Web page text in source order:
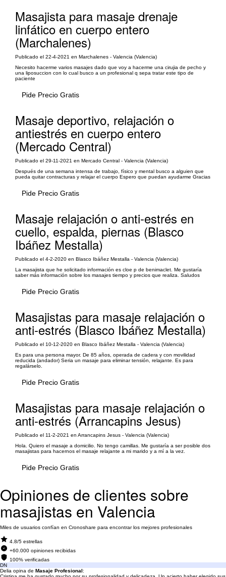
Masajista para masaje drenaje
linfático en cuerpo entero
(Marchalenes)
Publicado el 22-4-2021 en Marchalenes - Valencia (Valencia)
Necesito hacerme varios masajes dado que voy a hacerme una cirujia de pecho y
una liposuccion con lo cual busco a un profesional q sepa tratar este tipo de
paciente
Pide Precio Gratis
Masaje deportivo, relajación o
antiestrés en cuerpo entero
(Mercado Central)
Publicado el 29-11-2021 en Mercado Central - Valencia (Valencia)
Después de una semana intensa de trabajo, físico y mental busco a alguien que
pueda quitar contracturas y relajar el cuerpo Espero que puedan ayudarme Gracias
Pide Precio Gratis
Masaje relajación o anti-estrés en
cuello, espalda, piernas (Blasco
Ibáñez Mestalla)
Publicado el 4-2-2020 en Blasco Ibáñez Mestalla - Valencia (Valencia)
La masajista que he solicitado información es cloe p de benimaclet. Me gustaría
saber más información sobre los masajes tiempo y precios que realiza. Saludos
Pide Precio Gratis
Masajistas para masaje relajación o
anti-estrés (Blasco Ibáñez Mestalla)
Publicado el 10-12-2020 en Blasco Ibáñez Mestalla - Valencia (Valencia)
Es para una persona mayor. De 85 años, operada de cadera y con movilidad
reducida (andador) Seria un masaje para eliminar tensión, relajante. Es para
regalárselo.
Pide Precio Gratis
Masajistas para masaje relajación o
anti-estrés (Arrancapins Jesus)
Publicado el 11-2-2021 en Arrancapins Jesus - Valencia (Valencia)
Hola. Quiero el masaje a domicilio. No tengo camillas. Me gustaría a ser posible dos
masajistas para hacernos el masaje relajante a mi marido y a mí a la vez.
Pide Precio Gratis
Opiniones de clientes sobre
masajistas en Valencia
Miles de usuarios confían en Cronoshare para encontrar los mejores profesionales
4.8/5 estrellas
+60.000 opiniones recibidas
100% verificadas
DN
Delia opina de Masaje Profesional: